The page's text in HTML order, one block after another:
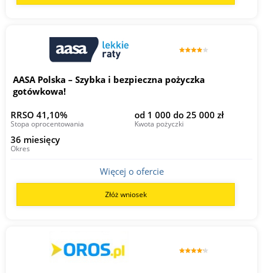
AASA Polska – Szybka i bezpieczna pożyczka
gotówkowa!
RRSO 41,10%
Stopa oprocentowania
od 1 000 do 25 000 zł
Kwota pożyczki
36 miesięcy
Okres
Więcej o ofercie
Złóż wniosek